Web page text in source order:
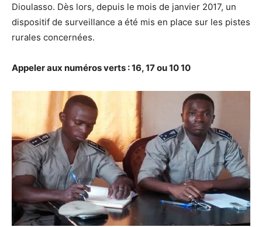
Dioulasso. Dès lors, depuis le mois de janvier 2017, un
dispositif de surveillance a été mis en place sur les pistes
rurales concernées.
Appeler aux numéros verts : 16, 17 ou 10 10